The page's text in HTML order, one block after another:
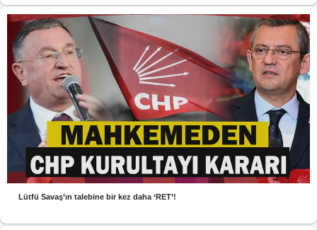
Lütfü Savaş’ın talebine bir kez daha ‘RET’!